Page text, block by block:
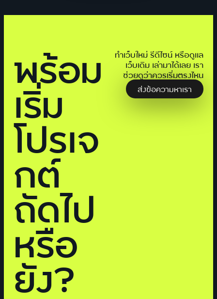
พร้อม
เริ่ม
โปรเจ
กต์
ถัดไป
หรือ
ยัง?
ทำเว็บใหม่ รีดีไซน์ หรือดูแล
เว็บเดิม เล่ามาได้เลย เรา
ช่วยดูว่าควรเริ่มตรงไหน
ส่งข้อความหาเรา